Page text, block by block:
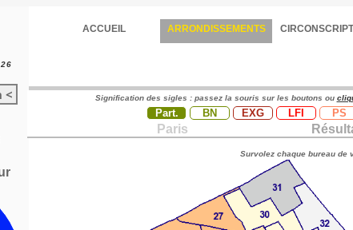
ACCUEIL ARRONDISSEMENTS
< Signification des sigles : passez la souris sur les boutons ou
Part. BN EXG LFI PS
Paris
Survolez chaque bureau de